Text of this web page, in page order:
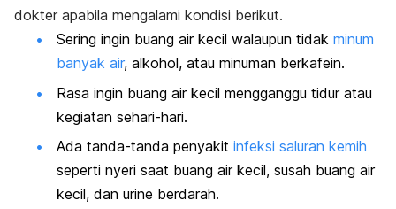
dokter apabila mengalami kondisi berikut.
Sering ingin buang air kecil walaupun tidak minum
banyak air, alkohol, atau minuman berkafein.
Rasa ingin buang air kecil mengganggu tidur atau
kegiatan sehari-hari.
Ada tanda-tanda penyakit infeksi saluran kemih
seperti nyeri saat buang air kecil, susah buang air
kecil, dan urine berdarah.